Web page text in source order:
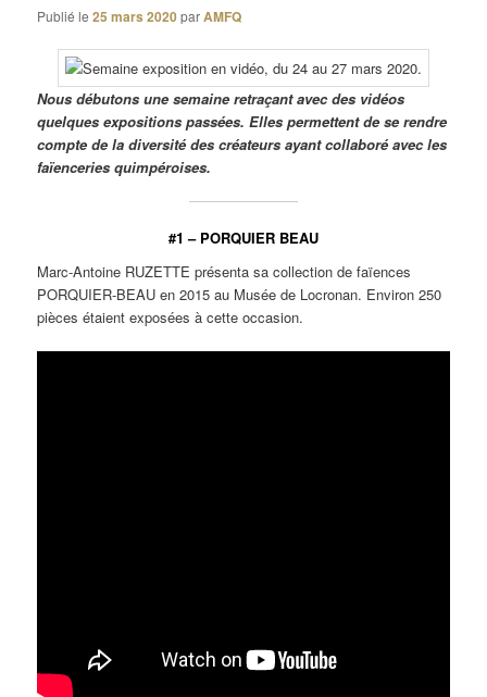
Publié le25 mars 2020parAMFQ
Nous débutons une semaine retraçant avec des vidéos
quelques expositions passées. Elles permettent de se rendre
compte de la diversité des créateurs ayant collaboré avec les
faïenceries quimpéroises.
#1 – PORQUIER BEAU
Marc-Antoine RUZETTE présenta sa collection de faïences
PORQUIER-BEAU en 2015 au Musée de Locronan. Environ 250
pièces étaient exposées à cette occasion.